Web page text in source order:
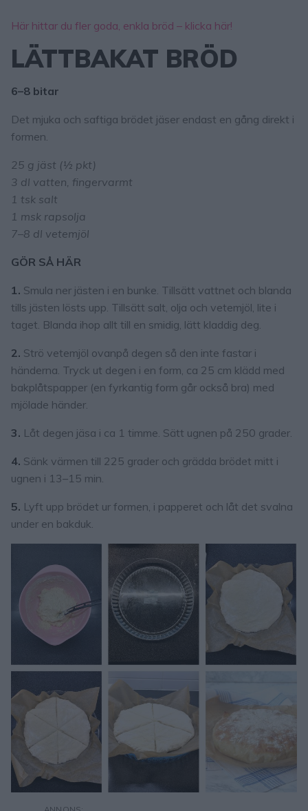
Här hittar du fler goda, enkla bröd – klicka här!
LÄTTBAKAT BRÖD
6–8 bitar
Det mjuka och saftiga brödet jäser endast en gång direkt i
formen.
25 g jäst (½ pkt)
3 dl vatten, fingervarmt
1 tsk salt
1 msk rapsolja
7–8 dl vetemjöl
GÖR SÅ HÄR
1. Smula ner jästen i en bunke. Tillsätt vattnet och blanda
tills jästen lösts upp. Tillsätt salt, olja och vetemjöl, lite i
taget. Blanda ihop allt till en smidig, lätt kladdig deg.
2. Strö vetemjöl ovanpå degen så den inte fastar i
händerna. Tryck ut degen i en form, ca 25 cm klädd med
bakplåtspapper (en fyrkantig form går också bra) med
mjölade händer.
3. Låt degen jäsa i ca 1 timme. Sätt ugnen på 250 grader.
4. Sänk värmen till 225 grader och grädda brödet mitt i
ugnen i 13–15 min.
5. Lyft upp brödet ur formen, i papperet och låt det svalna
under en bakduk.